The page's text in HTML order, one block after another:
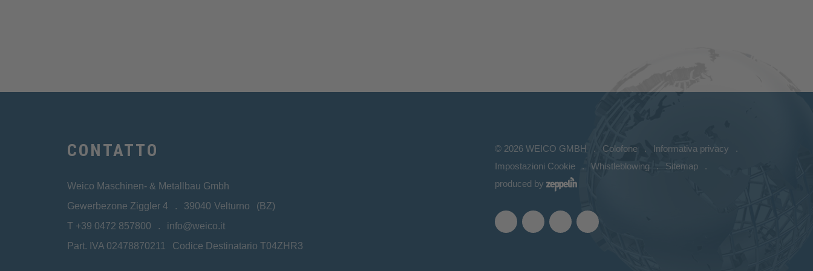
CONTATTO
Weico Maschinen- & Metallbau Gmbh
Gewerbezone Ziggler 4
39040 Velturno
(BZ)
T +39 0472 857800
info@weico.it
Part. IVA 02478870211
Codice Destinatario T04ZHR3
© 2026 WEICO GMBH Colofone
Informativa privacy
Impostazioni Cookie
Whistleblowing
Sitemap
produced by